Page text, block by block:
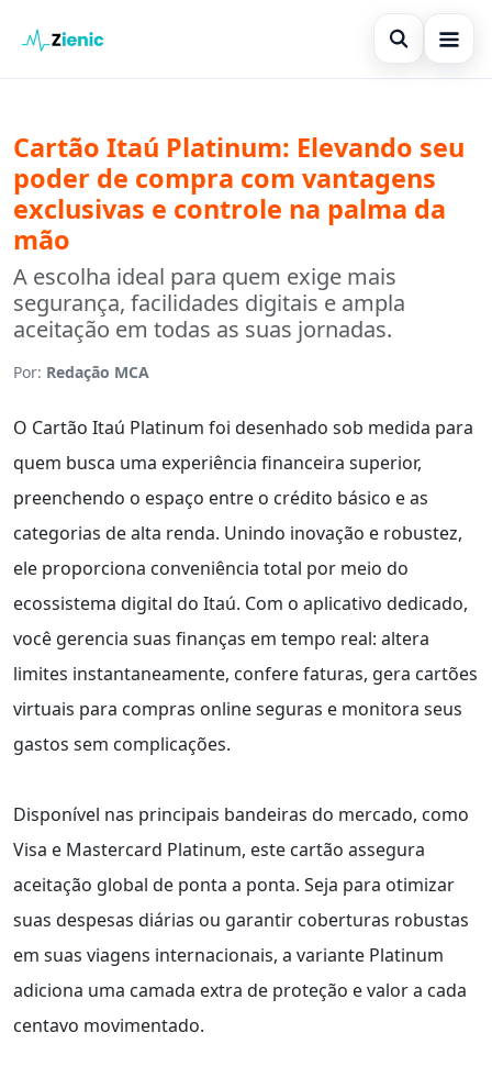
Abrir
Finanças
Investimento
Legal
Buscar en el sitio
×
Buscar:
Pulsa Enter para buscar o ESC para cerrar.
Cartão Itaú Platinum: Elevando seu
poder de compra com vantagens
exclusivas e controle na palma da
mão
A escolha ideal para quem exige mais
segurança, facilidades digitais e ampla
aceitação em todas as suas jornadas.
Por: Redação MCA
O Cartão Itaú Platinum foi desenhado sob medida para
quem busca uma experiência financeira superior,
preenchendo o espaço entre o crédito básico e as
categorias de alta renda. Unindo inovação e robustez,
ele proporciona conveniência total por meio do
ecossistema digital do Itaú. Com o aplicativo dedicado,
você gerencia suas finanças em tempo real: altera
limites instantaneamente, confere faturas, gera cartões
virtuais para compras online seguras e monitora seus
gastos sem complicações.
Disponível nas principais bandeiras do mercado, como
Visa e Mastercard Platinum, este cartão assegura
aceitação global de ponta a ponta. Seja para otimizar
suas despesas diárias ou garantir coberturas robustas
em suas viagens internacionais, a variante Platinum
adiciona uma camada extra de proteção e valor a cada
centavo movimentado.